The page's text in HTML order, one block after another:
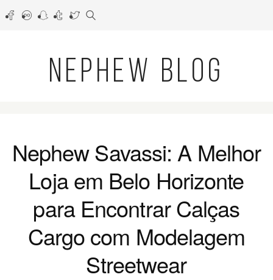
NEPHEW BLOG
Nephew Savassi: A Melhor
Loja em Belo Horizonte
para Encontrar Calças
Cargo com Modelagem
Streetwear